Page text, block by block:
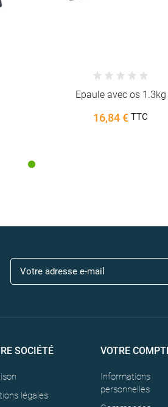
Tranche de gigot avec
19,95 € TTC
SOCIÉTÉ
légales
VOTRE
Informations
personnelles